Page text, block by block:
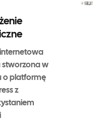
stworzona w
o platformę
z